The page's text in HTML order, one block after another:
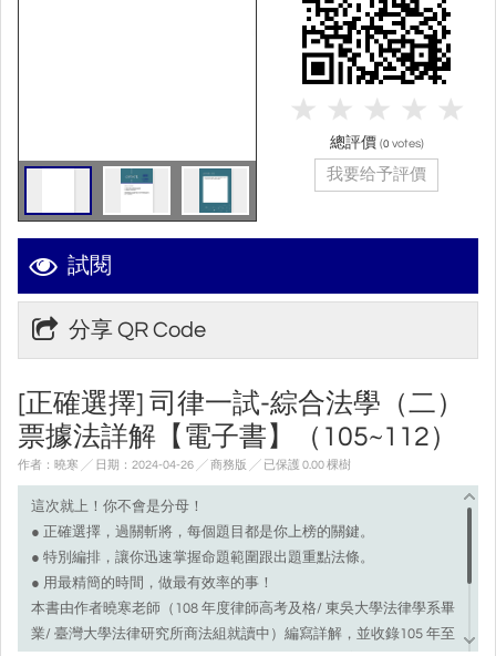
試閱
分享 QR Code
[正確選擇] 司律一試-綜合法學（二）
票據法詳解【電子書】（105~112）
作者：曉寒 ╱ 日期：2024-04-26 ╱ 商務版 ╱ 已保護 0.00 棵樹
這次就上！你不會是分母！
● 正確選擇，過關斬將，每個題目都是你上榜的關鍵。
● 特別編排，讓你迅速掌握命題範圍跟出題重點法條。
● 用最精簡的時間，做最有效率的事！
本書由作者曉寒老師（108 年度律師高考及格/ 東吳大學法律學系畢
業/ 臺灣大學法律研究所商法組就讀中）編寫詳解，並收錄105 年至
總評價 (0 votes)
我要给予評價